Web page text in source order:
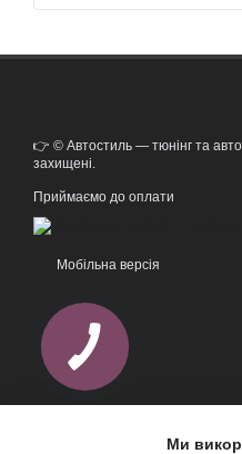
👉 © Автостиль — тюнінг та
захищені.
Приймаємо до оплати
Мобільна версія
Ми